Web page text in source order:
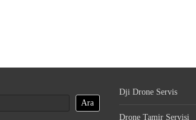
Ara
Dji Drone Servis
Drone Tamir Servisi